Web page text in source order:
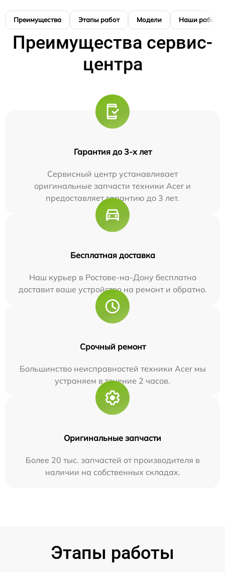
Преимущества Этапы работ Модели Наши работы
Преимущества сервис-
центра
Гарантия до 3-х лет
Сервисный центр устанавливает
оригинальные запчасти техники Acer и
предоставляет гарантию до 3 лет.
Бесплатная доставка
Наш курьер в Ростове-на-Дону бесплатно
доставит ваше устройство на ремонт и обратно.
Срочный ремонт
Большинство неисправностей техники Acer мы
устраняем в течение 2 часов.
Оригинальные запчасти
Более 20 тыс. запчастей от производителя в
наличии на собственных складах.
Этапы работы